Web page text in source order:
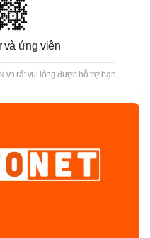
và ứng viên
rất vui lòng được hỗ trợ bạn